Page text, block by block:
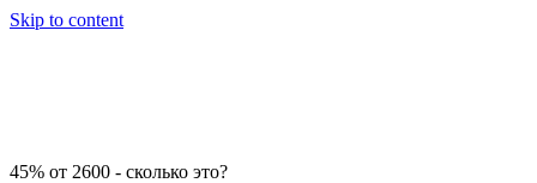
Skip to content
45% от 2600 - сколько это?